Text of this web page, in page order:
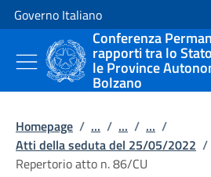
Vai al contenuto
Vai alla navigazione del sito
Governo Italiano
Conferenza
rapporti tra lo
le Province
Bolzano
Homepage / ... / ... / ... /
Atti della seduta del 25/05/2022 /
Repertorio atto n. 86/CU